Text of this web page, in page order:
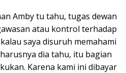
Amby tu tahu, tugas dewan
atau kontrol terhadap
saya disuruh memahami
dia tahu, itu bagian
Karena kami ini dibayar